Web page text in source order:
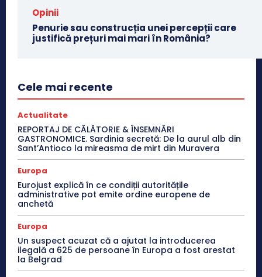
Opinii
Penurie sau construcția unei percepții care
justifică prețuri mai mari în România?
Cele mai recente
Actualitate
REPORTAJ DE CĂLĂTORIE & ÎNSEMNĂRI
GASTRONOMICE. Sardinia secretă: De la aurul alb din
Sant’Antioco la mireasma de mirt din Muravera
Europa
Eurojust explică în ce condiții autoritățile
administrative pot emite ordine europene de
anchetă
Europa
Un suspect acuzat că a ajutat la introducerea
ilegală a 625 de persoane în Europa a fost arestat
la Belgrad